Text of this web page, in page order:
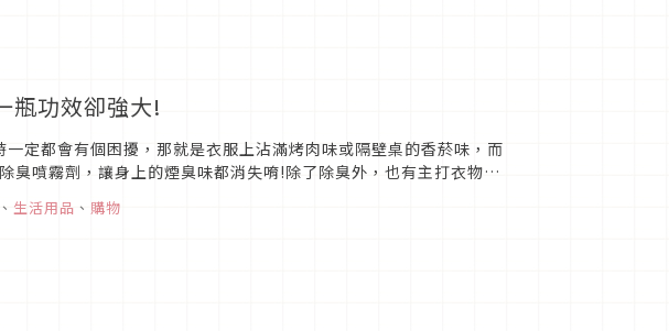
瓶功效卻強大!
定都會有個困擾，那就是衣服上沾滿烤肉味或隔壁桌的香菸味，而
臭噴霧劑，讓身上的煙臭味都消失唷!除了除臭外，也有主打衣物噴
、 生活用品 、 購物